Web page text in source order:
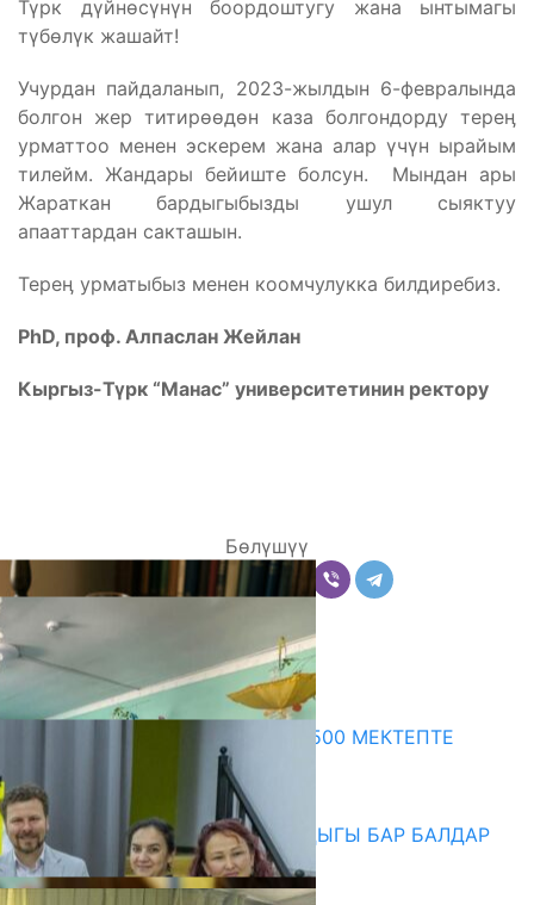
Түрк дүйнөсүнүн боордоштугу жана ынтымагы
түбөлүк жашайт!
Учурдан пайдаланып, 2023-жылдын 6-февралында
болгон жер титирөөдөн каза болгондорду тереӊ
урматтоо менен эскерем жана алар үчүн ырайым
тилейм. Жандары бейиште болсун. Мындан ары
Жараткан бардыгыбызды ушул сыяктуу
апааттардан сакташын.
Тереӊ урматыбыз менен коомчулукка билдиребиз.
PhD, проф. Алпаслан Жейлан
Кыргыз-Түрк “Манас” университетинин ректору
Бөлүшүү
Комментарийлер
Акыркы жаңылыктар
ПРЕЗИДЕНТТИН ЖАРЛЫГЫ: 500 МЕКТЕПТЕ
ШАХМАТ ИЙРИМИ АЧЫЛАТ
06.08.2026
СҮЛҮКТҮ: ӨЗГӨЧӨ МУКТАЖДЫГЫ БАР БАЛДАР
ҮЧҮН БОРБОР АЧЫЛДЫ
06.08.2026